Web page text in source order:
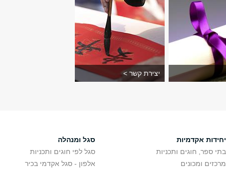
יצירת קשר >
יחידות אקדמיות
בתי ספר, חוגים ותכניות
מרכזים ומכונים
סגל ומנהלה
סגל לפי חוגים ותכניות
אלפון - סגל אקדמי בכיר